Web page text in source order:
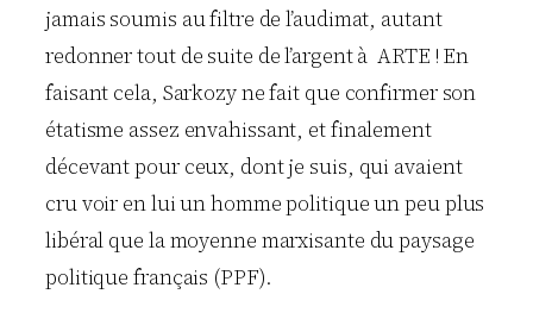
jamais soumis au filtre de l’audimat, autant
redonner tout de suite de l’argent à ARTE ! En
faisant cela, Sarkozy ne fait que confirmer son
étatisme assez envahissant, et finalement
décevant pour ceux, dont je suis, qui avaient
cru voir en lui un homme politique un peu plus
libéral que la moyenne marxisante du paysage
politique français (PPF).